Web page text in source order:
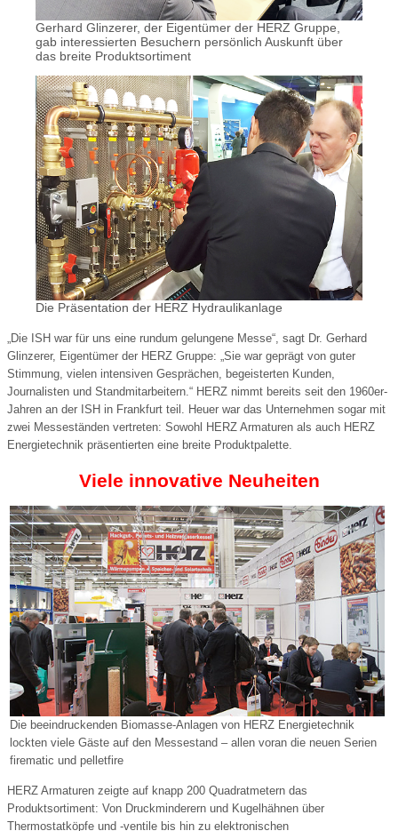
Gerhard Glinzerer, der Eigentümer der HERZ Gruppe,
gab interessierten Besuchern persönlich Auskunft über
das breite Produktsortiment
Die Präsentation der HERZ Hydraulikanlage
„Die ISH war für uns eine rundum gelungene Messe“, sagt Dr. Gerhard
Glinzerer, Eigentümer der HERZ Gruppe: „Sie war geprägt von guter
Stimmung, vielen intensiven Gesprächen, begeisterten Kunden,
Journalisten und Standmitarbeitern.“ HERZ nimmt bereits seit den 1960er-
Jahren an der ISH in Frankfurt teil. Heuer war das Unternehmen sogar mit
zwei Messeständen vertreten: Sowohl HERZ Armaturen als auch HERZ
Energietechnik präsentierten eine breite Produktpalette.
Viele innovative Neuheiten
Die beeindruckenden Biomasse-Anlagen von HERZ Energietechnik
lockten viele Gäste auf den Messestand – allen voran die neuen Serien
firematic und pelletfire
HERZ Armaturen zeigte auf knapp 200 Quadratmetern das
Produktsortiment: Von Druckminderern und Kugelhähnen über
Thermostatköpfe und -ventile bis hin zu elektronischen